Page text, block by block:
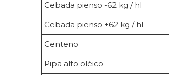
Cebada pienso -62 kg / hl
Cebada pienso +62 kg / hl
Centeno
Pipa alto oléico